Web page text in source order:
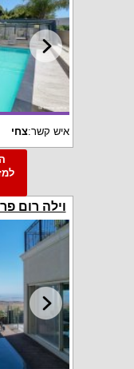
איש קשר:צחי
וילה רום